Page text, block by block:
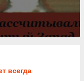
всегда